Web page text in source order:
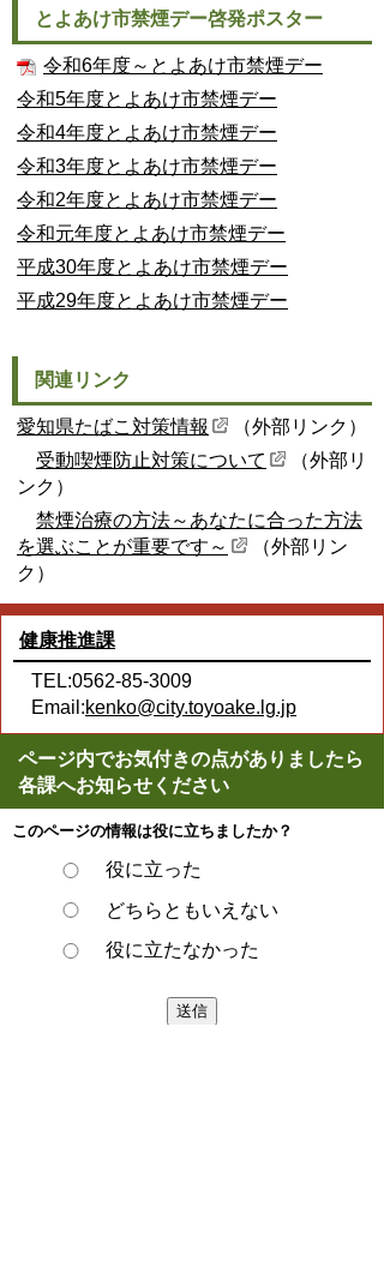
とよあけ市禁煙デー啓発ポスター
令和6年度～とよあけ市禁煙デー
令和5年度とよあけ市禁煙デー
令和4年度とよあけ市禁煙デー
令和3年度とよあけ市禁煙デー
令和2年度とよあけ市禁煙デー
令和元年度とよあけ市禁煙デー
平成30年度とよあけ市禁煙デー
平成29年度とよあけ市禁煙デー
関連リンク
愛知県たばこ対策情報
（外部リンク）
受動喫煙防止対策について
（外部リ
ンク）
禁煙治療の方法～あなたに合った方法
を選ぶことが重要です～
（外部リン
ク）
健康推進課
TEL:0562-85-3009
Email:kenko@city.toyoake.lg.jp
ページ内でお気付きの点がありましたら
各課へお知らせください
このページの情報は役に立ちましたか？
役に立った
どちらともいえない
役に立たなかった